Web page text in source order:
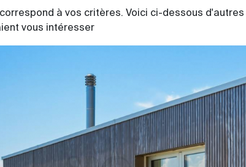
à vos critères. Voici ci-dessous d'autres
vous intéresser